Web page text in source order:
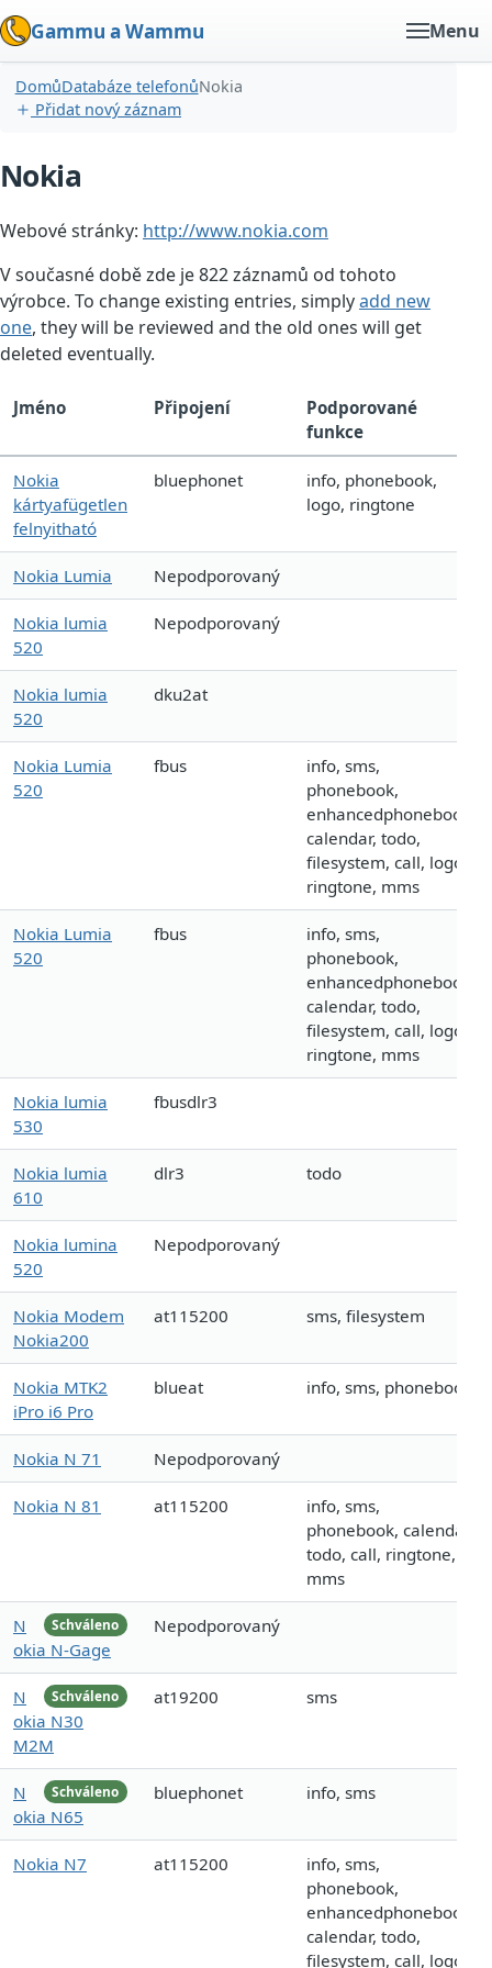
Gammu a Wammu Menu
DomůDatabáze telefonůNokia
Přidat nový záznam
Nokia
Webové stránky: http://www.nokia.com
V současné době zde je 822 záznamů od tohoto
výrobce. To change existing entries, simplyadd new
one, they will be reviewed and the old ones will get
deleted eventually.
Jméno Připojení
Podporované
funkce
Nokia
kártyafügetlen
felnyitható
bluephonet
info, phonebook,
logo, ringtone
Nokia Lumia Nepodporovaný
Nokia lumia
520
Nepodporovaný
Nokia lumia
520
dku2at
Nokia Lumia
520
fbus
info, sms,
phonebook,
enhancedphonebook,
calendar, todo,
filesystem, call, logo,
ringtone, mms
Nokia Lumia
520
fbus
info, sms,
phonebook,
enhancedphonebook,
calendar, todo,
filesystem, call, logo,
ringtone, mms
Nokia lumia
530
fbusdlr3
Nokia lumia
610
dlr3 todo
Nokia lumina
520
Nepodporovaný
Nokia Modem
Nokia200
at115200 sms, filesystem
Nokia MTK2
iPro i6 Pro
blueat info, sms, phonebook
Nokia N 71 Nepodporovaný
Nokia N 81 at115200
info, sms,
phonebook, calendar,
todo, call, ringtone,
mms
Schváleno
N
okia N-Gage
Nepodporovaný
Schváleno
N
okia N30
M2M
at19200 sms
Schváleno
N
okia N65
bluephonet info, sms
Nokia N7 at115200
info, sms,
phonebook,
enhancedphonebook,
calendar, todo,
filesystem, call, logo,